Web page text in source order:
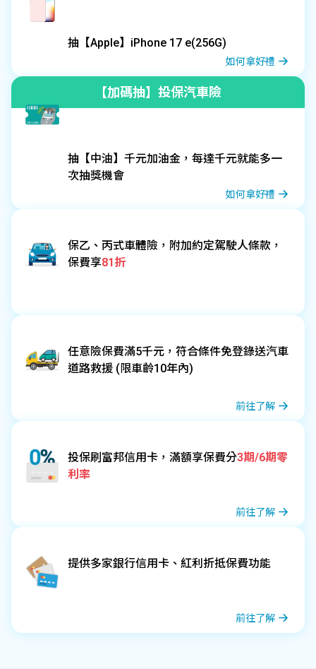
抽【Apple】iPhone 17 e(256G)
如何拿好禮
【加碼抽】投保汽車險
抽【中油】千元加油金，每達千元就能多一
次抽獎機會
如何拿好禮
保乙、丙式車體險，附加約定駕駛人條款，
保費享81折
任意險保費滿5千元，符合條件免登錄送汽車
道路救援 (限車齡10年內)
前往了解
投保刷富邦信用卡，滿額享保費分3期/6期零
利率
前往了解
提供多家銀行信用卡、紅利折抵保費功能
前往了解